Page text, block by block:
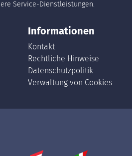
Service-Dienstleistungen.
Informationen
Kontakt
Rechtliche Hinweise
Datenschutzpolitik
Verwaltung von Cookies